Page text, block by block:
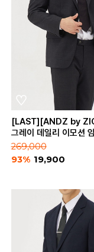
[LAST][ANDZ by
그레이 데일리 이모션
정장자켓
269,000
93% 19,900